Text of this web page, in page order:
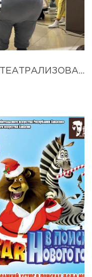
«КУЛЬТУРНЫЙ ШОКИНГ» ТЕАТРАЛИЗОВАННОЕ ПРЕДСТАВЛЕНИЕ.